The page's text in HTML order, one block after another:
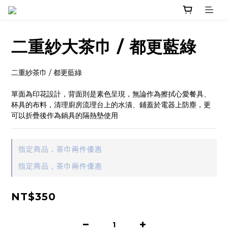
二重紗大茶巾 / 都更藍綠
二重紗茶巾 / 都更藍綠
單面為印花設計，背面則是素色呈現，無論作為擦拭心愛餐具、
杯具的布料，清理廚房流理台上的水漬、鋪蓋於電器上防塵，更
可以折疊後作為鍋具的隔熱墊使用
指定商品，茶巾兩件優惠
指定商品，茶巾兩件優惠
NT$350